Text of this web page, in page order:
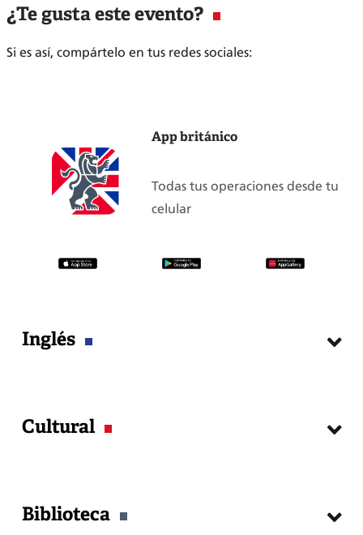
¿Te gusta este evento?
Si es así, compártelo en tus redes sociales:
App británico
Todas tus operaciones desde tu
celular
Inglés
Matrícula
Certificados y constancias
Cultural
Talleres
Biblioteca